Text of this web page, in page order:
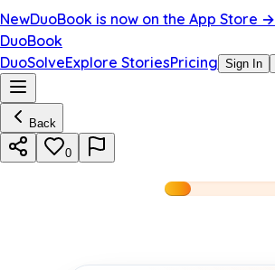
NewDuoBook is now on the App Store →
DuoBook
DuoSolveExplore StoriesPricing Sign In
Back
0